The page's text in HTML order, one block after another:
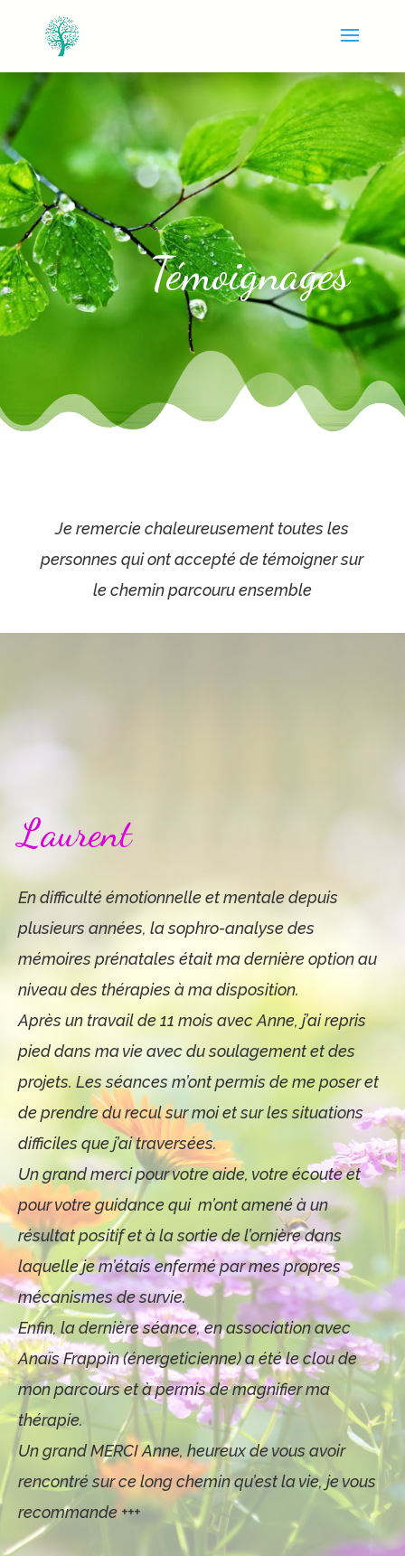
Témoignages
Je remercie chaleureusement toutes les
personnes qui ont accepté de témoigner sur
le chemin parcouru ensemble
Laurent
En difficulté émotionnelle et mentale depuis
plusieurs années, la sophro-analyse des
mémoires prénatales était ma dernière option au
niveau des thérapies à ma disposition.
Après un travail de 11 mois avec Anne, j’ai repris
pied dans ma vie avec du soulagement et des
projets. Les séances m’ont permis de me poser et
de prendre du recul sur moi et sur les situations
difficiles que j’ai traversées.
Un grand merci pour votre aide, votre écoute et
pour votre guidance qui m’ont amené à un
résultat positif et à la sortie de l’ornière dans
laquelle je m’étais enfermé par mes propres
mécanismes de survie.
Enfin, la dernière séance, en association avec
Anaïs Frappin (énergeticienne) a été le clou de
mon parcours et à permis de magnifier ma
thérapie.
Un grand MERCI Anne, heureux de vous avoir
rencontré sur ce long chemin qu’est la vie, je vous
recommande +++